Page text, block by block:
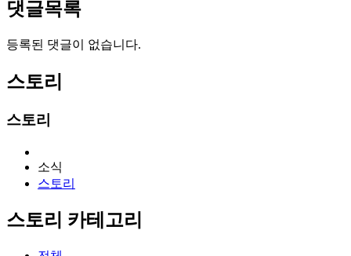
댓글목록
등록된 댓글이 없습니다.
스토리
스토리
소식
스토리
스토리 카테고리